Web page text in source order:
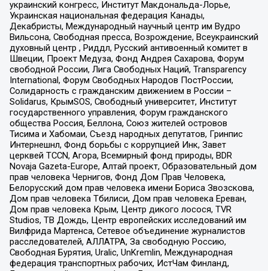
украинский конгресс, Институт Макдональда-Лорье,
Украинская национальная федерация Канады,
Декабристы, Международный научный центр им Вудро
Вильсона, Свободная пресса, Возрождение, Всеукраинский
духовный центр , Риддл, Русский антивоенный комитет в
Швеции, Проект Медуза, Фонд Андрея Сахарова, Форум
свободной России, Лига Свободных Наций, Transparеncy
International, Форум Свободных Народов ПостРоссии,
Солидарность с гражданским движением в России –
Solidarus, КрымSOS, Свободный университет, Институт
государственного управления, Форум гражданского
общества Россия, Беллона, Союз жителей островов
Тисима и Хабомаи, Съезд народных депутатов, Гринпис
Интернешнл, Фонд борьбы с коррупцией Инк, Завет
церквей TCCN, Агора, Всемирный фонд природы, BDR
Novaja Gazeta-Europe, Алтай проект, Образовательный дом
прав человека Чернигов, Фонд Дом Прав Человека,
Белорусский дом прав человека имени Бориса Звозскова,
Дом прав человека Тбилиси, Дом прав человека Ереван,
Дом прав человека Крым, Центр дикого лосося, TVR
Studios, ТВ Дождь, Центр европейских исследований им
Вилфрида Мартенса, Сетевое объединение журналистов
расследователей, АЛЛАТРА, За свободную Россию,
Свободная Бурятия, Uralic, UnKremlin, Международная
федерация транспортных рабочих, ИстЧам Финланд,